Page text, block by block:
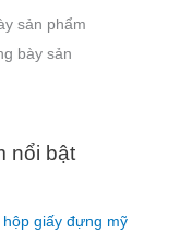
bày sản
nổi bật